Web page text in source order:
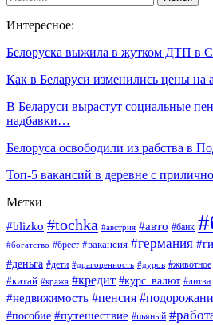
Интересное:
Белоруска выжила в жутком ДТП в
Как в Беларуси изменились цены на
В Беларуси вырастут социальные
надбавки…
Белоруса освободили из рабства в
Топ-5 вакансий в деревне с
Метки
#blizko #tochka #австрия #авто #банк
#богатство #брест #вакансия #германия
#деньга #дети #драгоценность #дуров #животное
#китай #кража #кредит #курс_валют #литва
#недвижимость #пенсия
#пособие #путешествие #пьяный